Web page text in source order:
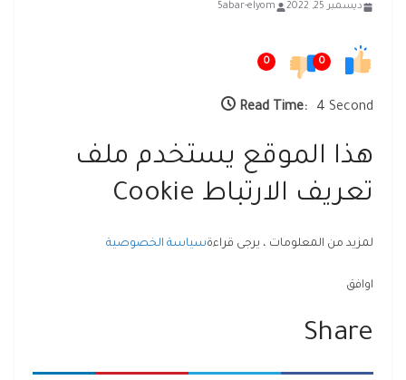
ديسمبر 25, 2022 5abar-elyom
0
0
Read Time: 4 Second
هذا الموقع يستخدم ملف
تعريف الارتباط Cookie
لمزيد من المعلومات ، يرجى قراءةسياسة الخصوصية
اوافق
Share